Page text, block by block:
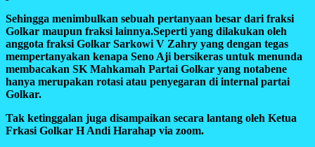
Sehingga menimbulkan sebuah pertanyaan besar dari fraksi
Golkar maupun fraksi lainnya.Seperti yang dilakukan oleh
anggota fraksi Golkar Sarkowi V Zahry yang dengan tegas
mempertanyakan kenapa Seno Aji bersikeras untuk menunda
membacakan SK Mahkamah Partai Golkar yang notabene
hanya merupakan rotasi atau penyegaran di internal partai
Golkar.
Tak ketinggalan juga disampaikan secara lantang oleh Ketua
Frkasi Golkar H Andi Harahap via zoom.